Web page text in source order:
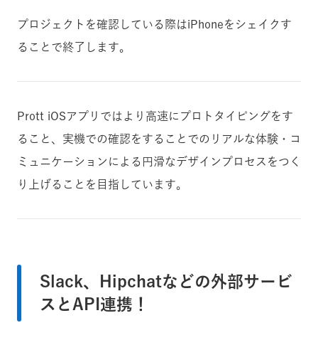
プロジェクトを確認している際はiPhoneをシェイクす
ることで終了します。
Prott iOSアプリではより高速にプロトタイピングをす
ること、実機での確認をすることでのリアルな体験・コ
ミュニケーションによる円滑なデザインプロセスをつく
り上げることを目指しています。
Slack、Hipchatなどの外部サービ
スとAPI連携！